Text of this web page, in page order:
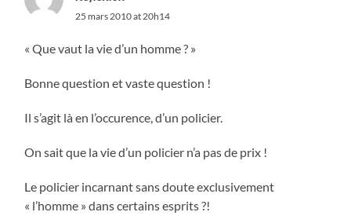
25 mars 2010 at 20h14
« Que vaut la vie d’un homme ? »
Bonne question et vaste question !
Il s’agit là en l’occurence, d’un policier.
On sait que la vie d’un policier n’a pas de prix !
Le policier incarnant sans doute exclusivement
« l’homme » dans certains esprits ?!